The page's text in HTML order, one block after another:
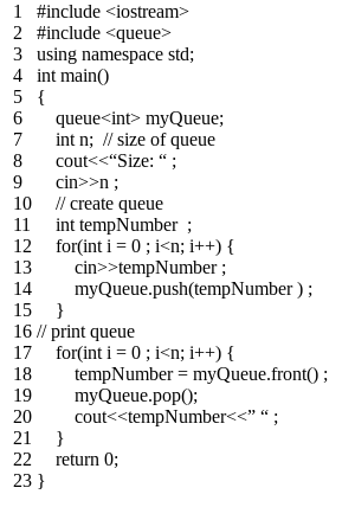
1
2
3
4
5
6
7
8
9
10
11
12
13
14
15
16
17
18
19
20
21
22
23
#include <iostream>
#include <queue>
using namespace std;
int main()
{
queue<int> myQueue;
int n; // size of queue
cout<<“Size: “ ;
cin>>n ;
// create queue
int tempNumber ;
for(int i = 0 ; i<n; i++) {
cin>>tempNumber ;
myQueue.push(tempNumber ) ;
}
// print queue
for(int i = 0 ; i<n; i++) {
tempNumber = myQueue.front() ;
myQueue.pop();
cout<<tempNumber<<” “ ;
}
return 0;
}